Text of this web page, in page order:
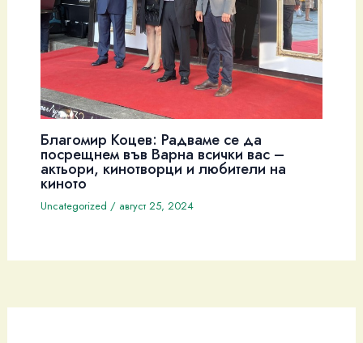
Благомир Коцев: Радваме се да
посрещнем във Варна всички вас –
актьори, кинотворци и любители на
киното
Uncategorized / август 25, 2024